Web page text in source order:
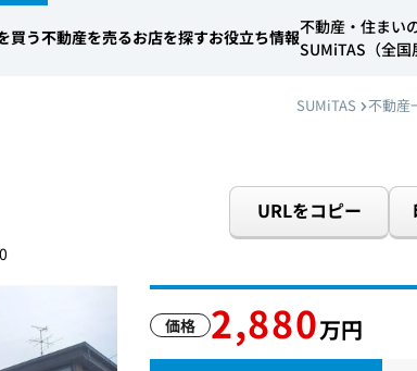
買う不動産を売るお店を探すお役立ち情報
不動産・住まい
SUMiTAS（全国
SUMiTAS 不動産
URLをコピー
価格 2,880万円